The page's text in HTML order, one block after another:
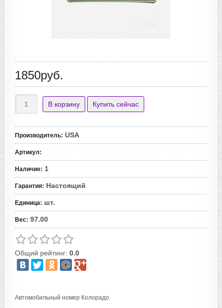
1850руб.
Производитель: USA
Артикул:
Наличие: 1
Гарантия: Настоящий
Единица: шт.
Вес: 97.00
Общий рейтинг: 0.0
Автомобильный номер Колорадо.